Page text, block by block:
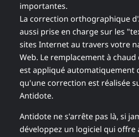
importantes.
La correction orthographique
aussi prise en charge sur les
sites Internet au travers votre
Web. Le remplacement à chaud
est appliqué automatiquement
qu'une correction est réalisée
Antidote.
Antidote ne s'arrête pas là, si
développez un logiciel qui offre